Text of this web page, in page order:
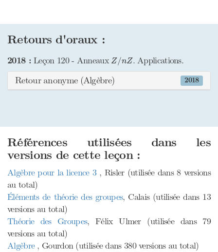
Retours d'oraux :
2018 :Leçon 120 - Anneaux Z/nZ
Z/nZ. Applications.
2018
Retour anonyme (Algèbre)
Références utilisées dans les
versions de cette leçon :
Algèbre pour la licence 3 , Risler (utilisée dans 8 versions
au total)
Éléments de théorie des groupes, Calais (utilisée dans 13
versions au total)
Théorie des Groupes, Félix Ulmer (utilisée dans 79
versions au total)
Algèbre , Gourdon (utilisée dans 380 versions au total)